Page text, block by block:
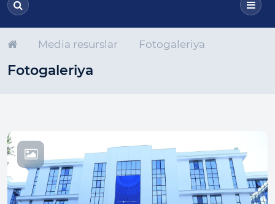
Media resurslar Fotogaleriya
Fotogaleriya